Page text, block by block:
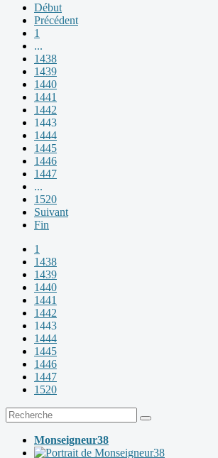
Début
Précédent
1
...
1438
1439
1440
1441
1442
1443
1444
1445
1446
1447
...
1520
Suivant
Fin
1
1438
1439
1440
1441
1442
1443
1444
1445
1446
1447
1520
Monseigneur38